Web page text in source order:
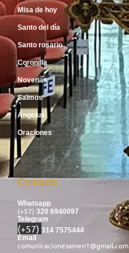
Misa de hoy
Santo del día
Santo rosario
Coronilla
Novenas
Salmos
Ángelus
Oraciones
Contacto
Whatsapp
(+57) 320 6940097
Telegram
(+57) 314 7575444
Email
comunicacionesamen1@gmail.com